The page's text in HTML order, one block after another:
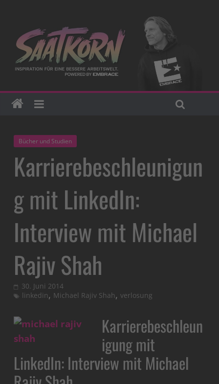
Bücher und Studien
Karrierebeschleunigun
g mit LinkedIn:
Interview mit Michael
Rajiv Shah
30. Juni 2014
linkedin, Michael Rajiv Shah,verlosung
Karrierebeschleun
igung mit
LinkedIn: Interview mit Michael